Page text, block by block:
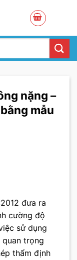
nặng –
mẫu
đưa ra
cường độ
sử dụng
quan trọng
thẩm định